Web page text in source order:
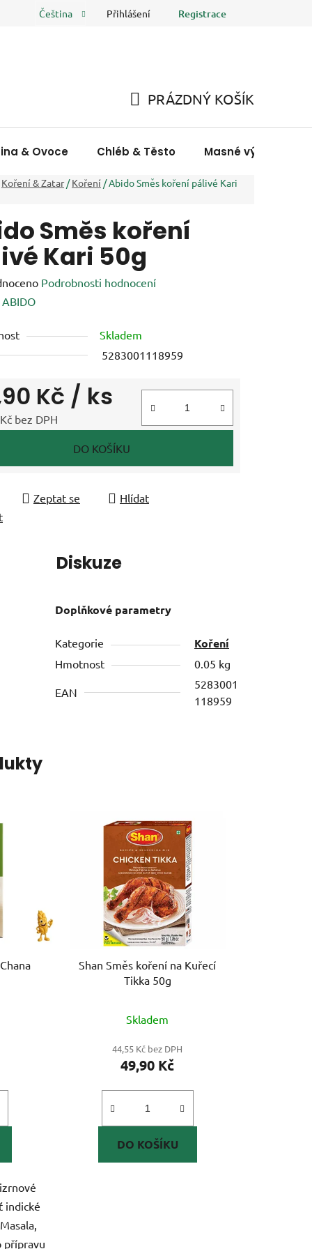
osobních údajů FAQ Hodnocení obchodu
Čeština Přihlášení Registrace
KOŠÍK
PRÁZDNÝ KOŠÍK
& Ovoce Chléb & Těsto Masné výrobky &
Koření & Zatar / Koření /Abido Směs koření pálivé Kari
Směs koření
Kari 50g
Podrobnosti hodnocení
ABIDO
Skladem
5283001118959
Kč / ks
bez DPH
DO KOŠÍKU
Zeptat se
Hlídat
Diskuze
Doplňkové parametry
Kategorie Koření
Hmotnost 0.05 kg
EAN
5283001
118959
indické
přípravu
Shan Směs koření na Kuřecí
Tikka 50g
Skladem
44,55 Kč bez DPH
49,90 Kč
DO KOŠÍKU